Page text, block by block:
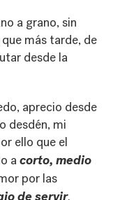
a grano, sin
más tarde, de
desde la
aprecio desde
desdén, mi
ello que el
a corto, medio
por las
de servir.